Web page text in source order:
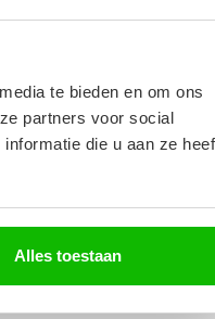
te bieden en om ons
partners voor social
die u aan ze
Alles toestaan